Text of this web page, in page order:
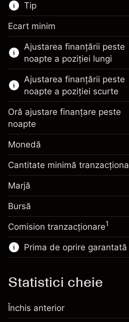
Tip
Această piață financiară
pentru tranzacționarea
Aflați mai multe despre:
CFD-uri
Ecart minim
Ajustarea finanțării peste
noapte a poziției lungi
Marja. Investiția Dvs.
Ajustare finanțare
peste noapte
poziției
Dimensiunea tranzacției
SGD 5,000.00
Bani din efectul de levier ~
Ajustarea finanțării peste
noapte a poziției scurte
Marja. Investiția Dvs.
Ajustare finanțare
Taxat la valoarea totală a
poziției
Dimensiunea tranzacției
SGD 5,000.00
Oră ajustare finanțare peste
noapte
Monedă
Cantitate minimă
Marjă
Bursă
Comision tranzacționare1
Prima de oprire garantată
Comisioane
Statistici cheie
Închis anterior